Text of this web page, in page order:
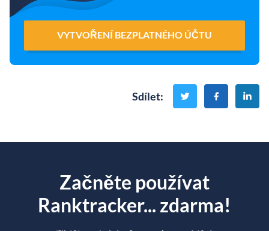
VYTVOŘENÍ BEZPLATNÉHO ÚČTU
Sdílet:
Začněte používat
Ranktracker... zdarma!